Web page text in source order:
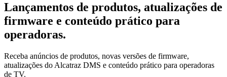
Lançamentos de produtos, atualizações de
firmware e conteúdo prático para
operadoras.
Receba anúncios de produtos, novas versões de firmware,
atualizações do Alcatraz DMS e conteúdo prático para operadoras
de TV.